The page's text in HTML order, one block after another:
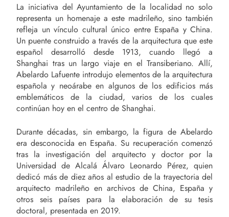
La iniciativa del Ayuntamiento de la localidad no solo
representa un homenaje a este madrileño, sino también
refleja un vínculo cultural único entre España y China.
Un puente construido a través de la arquitectura que este
español desarrolló desde 1913, cuando llegó a
Shanghai tras un largo viaje en el Transiberiano. Allí,
Abelardo Lafuente introdujo elementos de la arquitectura
española y neoárabe en algunos de los edificios más
emblemáticos de la ciudad, varios de los cuales
continúan hoy en el centro de Shanghai.
Durante décadas, sin embargo, la figura de Abelardo
era desconocida en España. Su recuperación comenzó
tras la investigación del arquitecto y doctor por la
Universidad de Alcalá Álvaro Leonardo Pérez, quien
dedicó más de diez años al estudio de la trayectoria del
arquitecto madrileño en archivos de China, España y
otros seis países para la elaboración de su tesis
doctoral, presentada en 2019.